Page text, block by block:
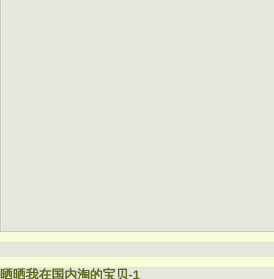
晒晒我在国内淘的宝贝-1